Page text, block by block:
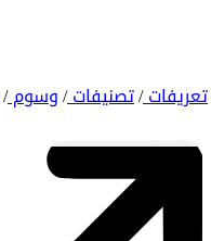
تعريفات/ تصنيفات/ وسوم/